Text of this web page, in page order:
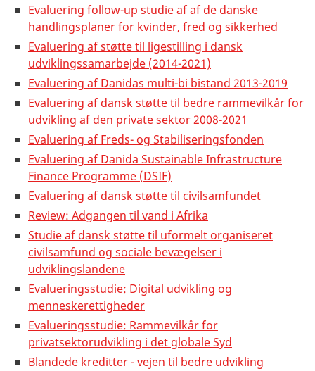
Evaluering follow-up studie af af de danske
handlingsplaner for kvinder, fred og sikkerhed
Evaluering af støtte til ligestilling i dansk
udviklingssamarbejde (2014-2021)
Evaluering af Danidas multi-bi bistand 2013-2019
Evaluering af dansk støtte til bedre rammevilkår for
udvikling af den private sektor 2008-2021
Evaluering af Freds- og Stabiliseringsfonden
Evaluering af Danida Sustainable Infrastructure
Finance Programme (DSIF)
Evaluering af dansk støtte til civilsamfundet
Review: Adgangen til vand i Afrika
Studie af dansk støtte til uformelt organiseret
civilsamfund og sociale bevægelser i
udviklingslandene
Evalueringsstudie: Digital udvikling og
menneskerettigheder
Evalueringsstudie: Rammevilkår for
privatsektorudvikling i det globale Syd
Blandede kreditter - vejen til bedre udvikling